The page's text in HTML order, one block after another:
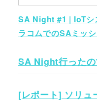
SA Night #1 | IoTシ
ラコムでのSAミッ
SA Night行った
[レポート] ソリュ